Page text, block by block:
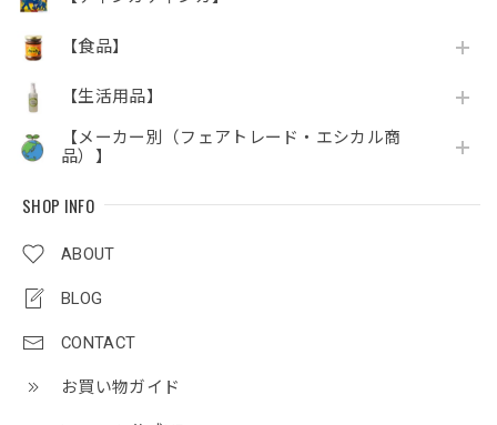
【食品】
【生活用品】
【メーカー別（フェアトレード・エシカル商
品）】
SHOP INFO
ABOUT
BLOG
CONTACT
お買い物ガイド